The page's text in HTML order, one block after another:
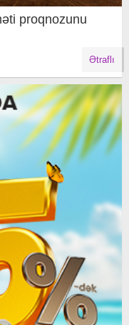
proqnozunu
Ətraflı